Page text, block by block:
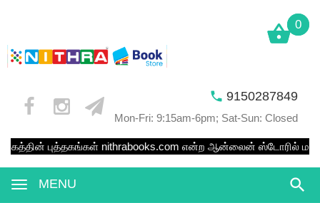
0
9150287849
Mon-Fri: 9:15am-6pm; Sat-Sun: Closed
புத்தகங்கள்nithrabooks.comஎன்ற ஆன்லைன் ஸ்டோரில்
MENU
0